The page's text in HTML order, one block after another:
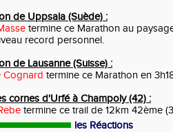
de Uppsala (Suède) :
termine ce Marathon au
record personnel.
de Lausanne (Suisse) :
Cognard termine ce Marathon en
cornes d'Urfé à Champoly (42) :
termine ce trail de 12km 42ème
les Réactions